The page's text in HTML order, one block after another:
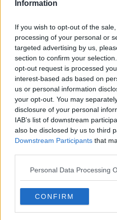
Information
If you wish to opt-out of the
processing of your personal or
targeted advertising by us,
section to confirm your
opt-out request is processed
interest-based ads based on
us or personal information
your opt-out. You may
disclosure of your personal
IAB’s list of downstream
also be disclosed by us to third
Downstream Participants that
Personal Data Processing
CONFIRM
​Linee guida per organizzare il
​Il ripristino della natura secondo
Cittadini
Il nesso tra cambiamenti
Tutti morimmo a stento (3)
Tutti morimmo a stento (2)
​Tutti morimmo a stento (1)
IL CORRIDOIO BLU il
Un manuale essenziale per
Il corridoio blu
​Il cronoprogramma ottimale
​I costi dell’adeguamento al cold
Alcune domande da esordiente
sorti dell’Elba
Verso il full electric a gestione
​La Scienza dei Cittadini e i
​Le furbate elettorali della Meloni
dell’opposizione
​Date loro l’Oscar al posto del